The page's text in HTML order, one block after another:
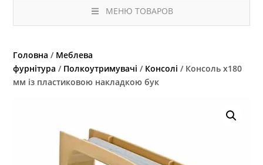
МЕНЮ ТОВАРОВ
Головна / Меблева
фурнітура / Полкоутримувачі / Консолі / Консоль х180
мм із пластиковою накладкою бук